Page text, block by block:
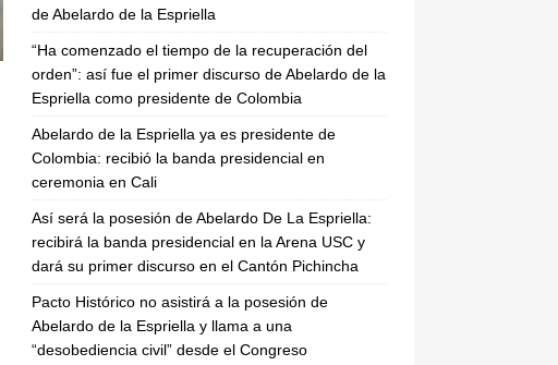
de Abelardo de la Espriella
“Ha comenzado el tiempo de la recuperación del
orden”: así fue el primer discurso de Abelardo de la
Espriella como presidente de Colombia
Abelardo de la Espriella ya es presidente de
Colombia: recibió la banda presidencial en
ceremonia en Cali
Así será la posesión de Abelardo De La Espriella:
recibirá la banda presidencial en la Arena USC y
dará su primer discurso en el Cantón Pichincha
Pacto Histórico no asistirá a la posesión de
Abelardo de la Espriella y llama a una
“desobediencia civil” desde el Congreso